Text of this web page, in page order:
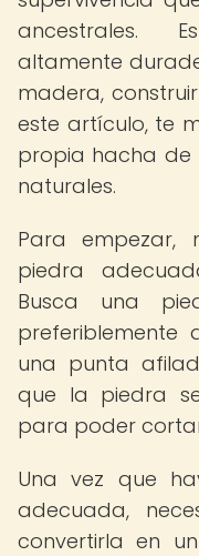
ancestrales.
altamente
madera,
este artículo, te
propia hacha de
naturales.
Para empezar,
piedra
Busca una
una punta
que la piedra
para poder
Una vez que
adecuada,
convertirla en